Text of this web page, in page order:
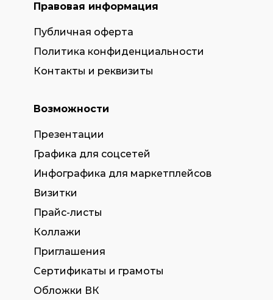
Правовая информация
Публичная оферта
Политика конфиденциальности
Контакты и реквизиты
Возможности
Презентации
Графика для соцсетей
Инфографика для маркетплейсов
Визитки
Прайс-листы
Коллажи
Приглашения
Сертификаты и грамоты
Обложки ВК